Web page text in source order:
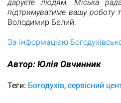
даруєте людям. Міська
підтримуватиме вашу роботу
Володимир Бєлий.
За інформацією
Автор:Юлiя Овчинник
Теги: Богодухів сервісний